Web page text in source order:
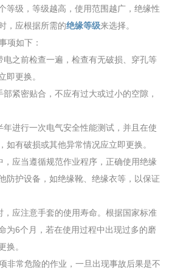
等级，等级越高，使用范围越广，绝缘性
，应根据所需的绝缘等级来选择。
项如下：
电之前检查一遍，检查有无破损、穿孔等
即更换。
紧密贴合，不应有过大或过小的空隙，
年进行一次电气安全性能测试，并且在使
如有破损或其他异常情况应立即更换。
，应当遵循规范作业程序，正确使用绝缘
防护设备，如绝缘靴、绝缘衣等，以保证
，应注意手套的使用寿命。根据国家标准
为6个月，若在使用过程中出现过多的磨
换。
非常危险的作业，一旦出现事故后果是不